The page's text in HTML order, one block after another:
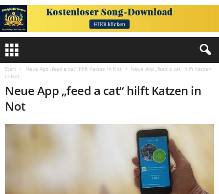
Start Neue App „feed a cat“ hilft Katzen in Not
Neue App „feed a cat“ hilft Katzen
in Not
Neue App „feed a cat“ hilft Katzen in
Not